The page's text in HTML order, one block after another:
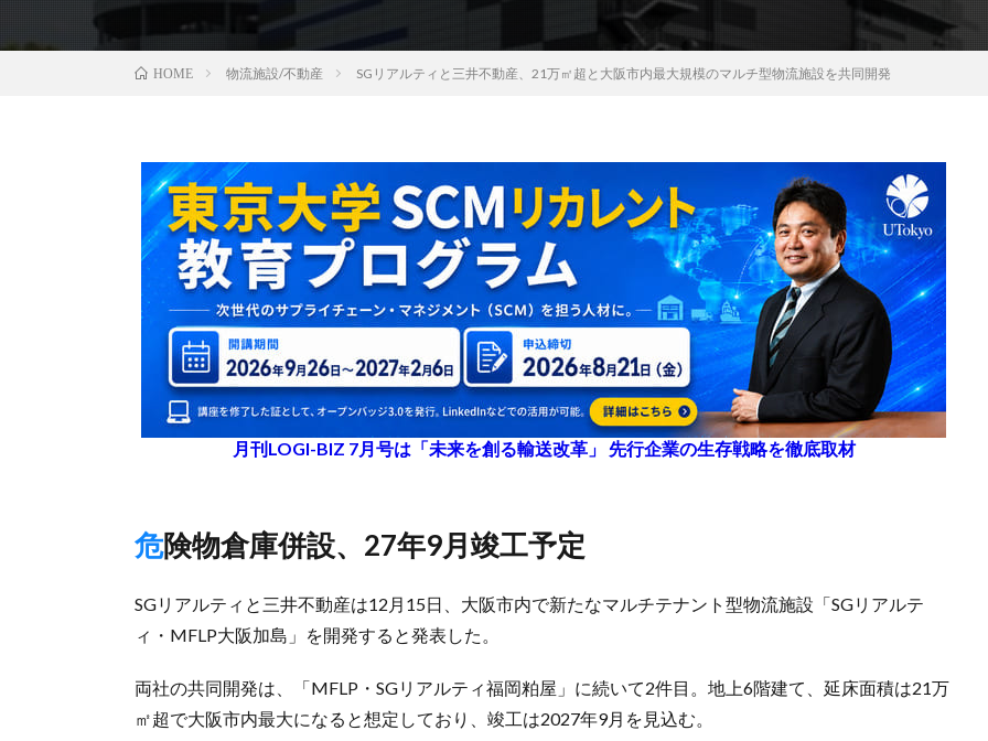
HOME 物流施設/不動産 SGリアルティと三井不動産、21万㎡超と大阪市内最大規模のマルチ型物流施設を共同開発
月刊LOGI-BIZ 7月号は「未来を創る輸送改革」 先行企業の生存戦略を徹底取材
危険物倉庫併設、27年9月竣工予定
SGリアルティと三井不動産は12月15日、大阪市内で新たなマルチテナント型物流施設「SGリアルテ
ィ・MFLP大阪加島」を開発すると発表した。
両社の共同開発は、「MFLP・SGリアルティ福岡粕屋」に続いて2件目。地上6階建て、延床面積は21万
㎡超で大阪市内最大になると想定しており、竣工は2027年9月を見込む。